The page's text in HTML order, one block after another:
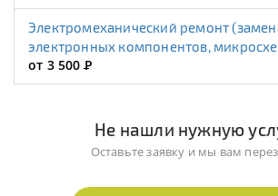
Электромеханический ремонт (замена
электронных компонентов,
от 3 500Р
Не нашли нужную
Оставьте заявку и мы вам